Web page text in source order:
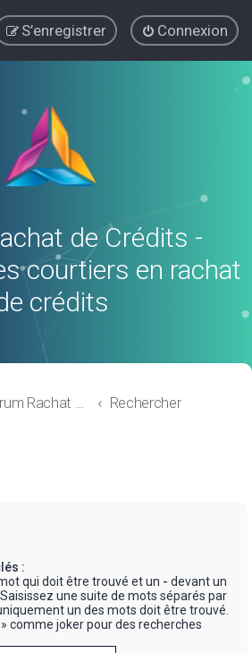
Connexion
S’enregistrer
de Crédits -
courtiers en rachat
crédits
Forum Rachat de Crédits Rechercher
:
qui doit être trouvé et un - devant un
une suite de mots séparés par
un des mots doit être trouvé.
comme joker pour des recherches